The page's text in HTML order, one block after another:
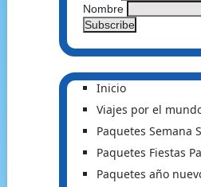
Nombre
Inicio
Viajes por el
Paquetes Semana
Paquetes Fiestas
Paquetes año